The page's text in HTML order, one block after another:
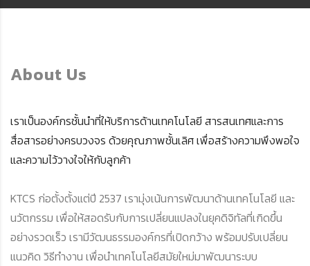
About Us
เราเป็นองค์กรชั้นนำที่ให้บริการด้านเทคโนโลยี สารสนเทศและการ
สื่อสารอย่างครบวงจร ด้วยคุณภาพชั้นเลิศ เพื่อสร้างความพึงพอใจ
และความไว้วางใจให้กับลูกค้า
KTCS ก่อตั้งตั้งแต่ปี 2537 เรามุ่งเน้นการพัฒนาด้านเทคโนโลยี และ
นวัตกรรม เพื่อให้สอดรับกับการเปลี่ยนแปลงในยุคดิจิทัลที่เกิดขึ้น
อย่างรวดเร็ว เรามีวัฒนธรรมองค์กรที่เปิดกว้าง พร้อมปรับเปลี่ยน
แนวคิด วิธีทำงาน เพื่อนำเทคโนโลยีสมัยใหม่มาพัฒนาระบบ